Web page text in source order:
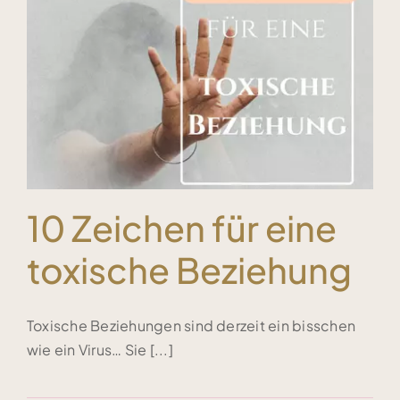
Blog & Podcasts
Free Inspiration
Kontakt
10 Zeichen für eine
toxische Beziehung
Toxische Beziehungen sind derzeit ein bisschen
wie ein Virus… Sie [...]